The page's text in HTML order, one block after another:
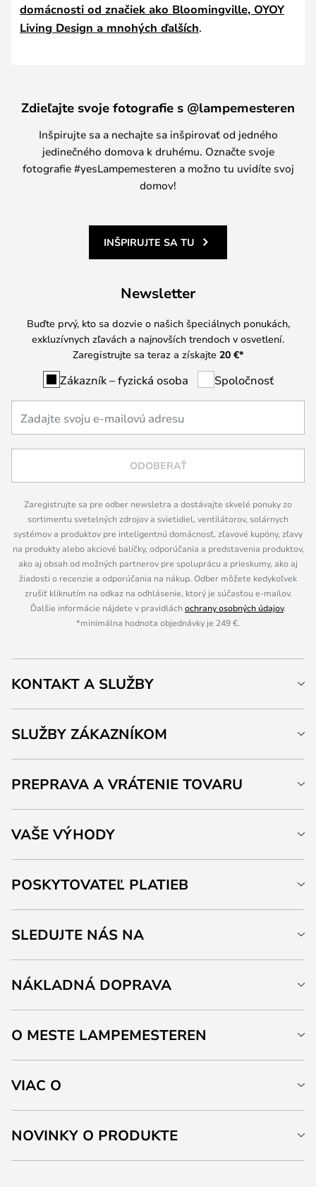
domácnosti od značiek ako Bloomingville, OYOY
Living Design a mnohých ďalších.
Zdieľajte svoje fotografie s @lampemesteren
Inšpirujte sa a nechajte sa inšpirovať od jedného
jedinečného domova k druhému. Označte svoje
fotografie #yesLampemesteren a možno tu uvidíte svoj
domov!
INŠPIRUJTE SA TU
Newsletter
Buďte prvý, kto sa dozvie o našich špeciálnych ponukách,
exkluzívnych zľavách a najnovších trendoch v osvetlení.
Zaregistrujte sa teraz a získajte 20 €*
Zákazník – fyzická osoba Spoločnosť
ODOBERAŤ
Zaregistrujte sa pre odber newsletra a dostávajte skvelé ponuky zo
sortimentu svetelných zdrojov a svietidiel, ventilátorov, solárnych
systémov a produktov pre inteligentnú domácnosť, zľavové kupóny, zľavy
na produkty alebo akciové balíčky, odporúčania a predstavenia produktov,
ako aj obsah od možných partnerov pre spoluprácu a prieskumy, ako aj
žiadosti o recenzie a odporúčania na nákup. Odber môžete kedykoľvek
zrušiť kliknutím na odkaz na odhlásenie, ktorý je súčasťou e-mailov.
Ďalšie informácie nájdete v pravidláchochrany osobných údajov.
*minimálna hodnota objednávky je 249 €.
KONTAKT A SLUŽBY
SLUŽBY ZÁKAZNÍKOM
PREPRAVA A VRÁTENIE TOVARU
VAŠE VÝHODY
POSKYTOVATEĽ PLATIEB
SLEDUJTE NÁS NA
NÁKLADNÁ DOPRAVA
O MESTE LAMPEMESTEREN
VIAC O
NOVINKY O PRODUKTE